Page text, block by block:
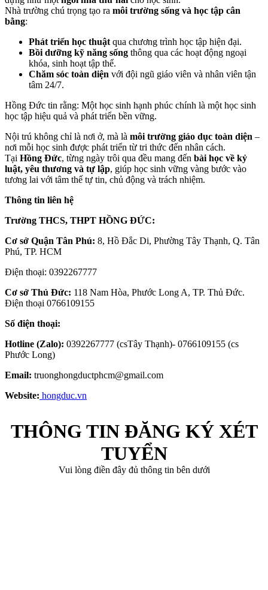
Nhà trường chú trọng tạo ra môi trường sống và học tập cân
bằng:
Phát triển học thuật qua chương trình học tập hiện đại.
Bồi dưỡng kỹ năng sống thông qua các hoạt động ngoại
khóa, sinh hoạt tập thể.
Chăm sóc toàn diện với đội ngũ giáo viên và nhân viên tận
tâm 24/7.
Hồng Đức tin rằng: Một học sinh hạnh phúc chính là một học sinh
học tập hiệu quả và phát triển bền vững.
Nội trú không chỉ là nơi ở, mà là môi trường giáo dục toàn diện –
nơi mỗi học sinh được phát triển từ tri thức đến nhân cách.
Tại Hồng Đức, từng ngày trôi qua đều mang đến bài học về kỷ
luật, yêu thương và tự lập, giúp học sinh vững vàng bước vào
tương lai với tâm thế tự tin, chủ động và trách nhiệm.
Thông tin liên hệ
Trường THCS, THPT HỒNG ĐỨC:
Cơ sở Quận Tân Phú: 8, Hồ Đắc Di, Phường Tây Thạnh, Q. Tân
Phú, TP. HCM
Điện thoại: 0392267777
Cơ sở Thủ Đức: 118 Nam Hòa, Phước Long A, TP. Thủ Đức.
Điện thoại 0766109155
Số điện thoại:
Hotline (Zalo): 0392267777 (csTây Thạnh)- 0766109155 (cs
Phước Long)
Email: truonghongductphcm@gmail.com
Website: hongduc.vn
THÔNG TIN ĐĂNG KÝ XÉT
TUYỂN
Vui lòng điền đây đủ thông tin bên dưới